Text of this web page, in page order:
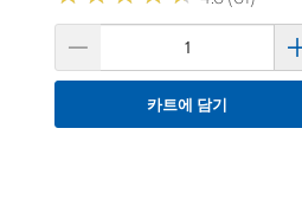
카트에 담기